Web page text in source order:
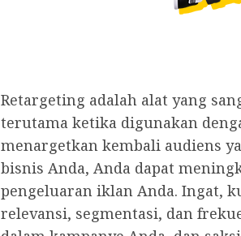
Retargeting adalah alat yang
terutama ketika digunakan
menargetkan kembali audiens
bisnis Anda, Anda dapat
pengeluaran iklan Anda. Ingat,
relevansi, segmentasi, dan